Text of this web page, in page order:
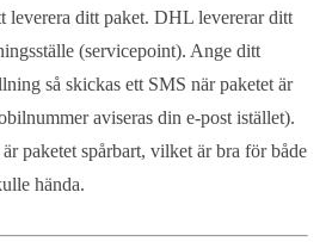
leverera ditt paket. DHL levererar ditt
(servicepoint). Ange ditt
så skickas ett SMS när paketet är
aviseras din e-post istället).
paketet spårbart, vilket är bra för både
hända.